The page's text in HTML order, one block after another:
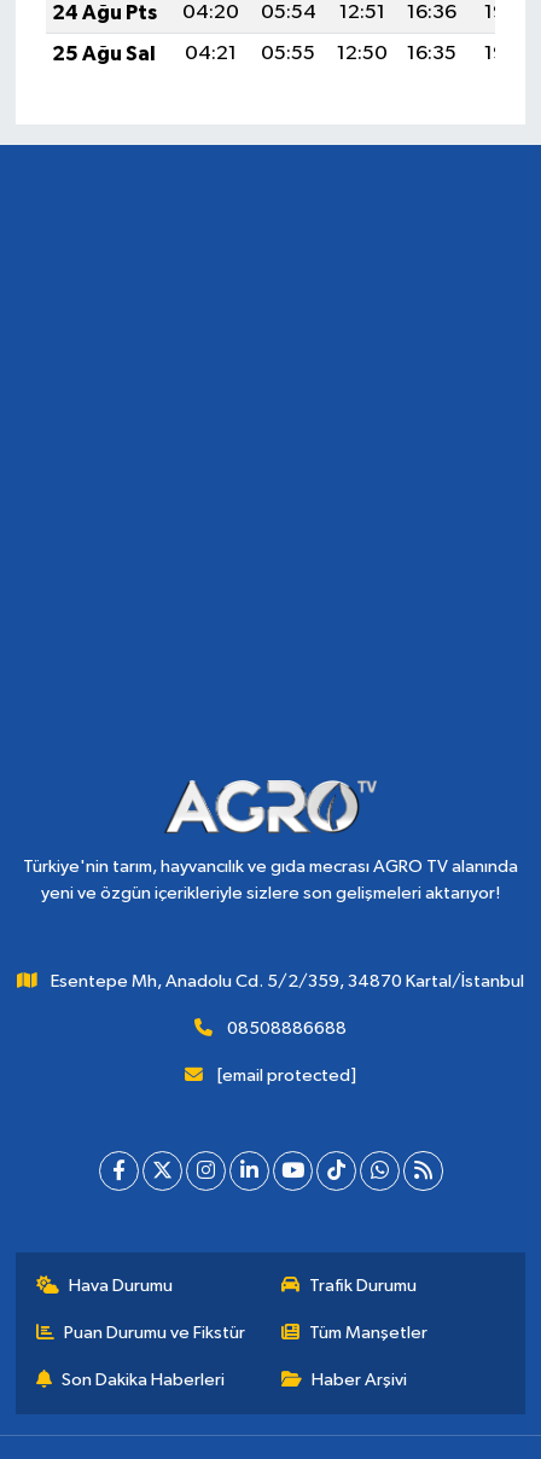
24 Ağu Pts
04:20 05:54 12:51 16:36
19:38
25 Ağu Sal
04:21 05:55 12:50 16:35 19:36
Türkiye'nin tarım, hayvancılık ve gıda mecrası AGRO TV alanında
yeni ve özgün içerikleriyle sizlere son gelişmeleri aktarıyor!
Esentepe Mh, Anadolu Cd. 5/2/359, 34870 Kartal/İstanbul
08508886688
[email protected]
Hava Durumu Trafik Durumu
Puan Durumu ve Fikstür Tüm Manşetler
Son Dakika Haberleri Haber Arşivi